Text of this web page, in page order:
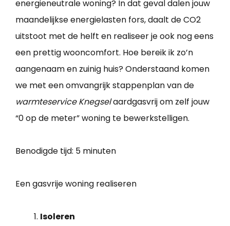
energieneutrale woning? In dat geval dalen jouw
maandelijkse energielasten fors, daalt de CO2
uitstoot met de helft en realiseer je ook nog eens
een prettig wooncomfort. Hoe bereik ik zo’n
aangenaam en zuinig huis? Onderstaand komen
we met een omvangrijk stappenplan van de
warmteservice Knegselaardgasvrij om zelf jouw
“0 op de meter” woning te bewerkstelligen.
Benodigde tijd: 5 minuten
Een gasvrije woning realiseren
Isoleren